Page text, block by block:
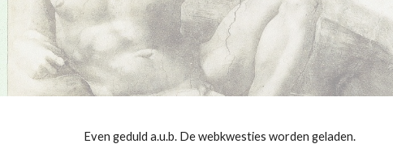
Even geduld a.u.b. De webkwesties worden geladen.